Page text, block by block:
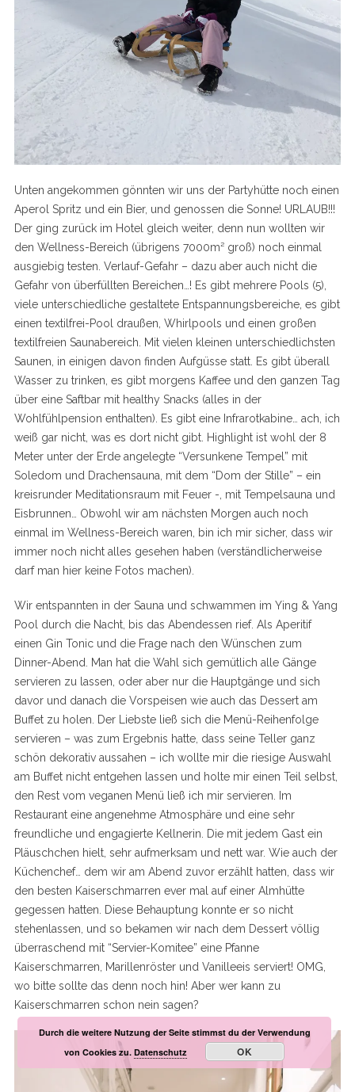
Unten angekommen gönnten wir uns der Partyhütte noch einen
Aperol Spritz und ein Bier, und genossen die Sonne! URLAUB!!!
Der ging zurück im Hotel gleich weiter, denn nun wollten wir
den Wellness-Bereich (übrigens 7000m² groß) noch einmal
ausgiebig testen. Verlauf-Gefahr – dazu aber auch nicht die
Gefahr von überfüllten Bereichen…! Es gibt mehrere Pools (5),
viele unterschiedliche gestaltete Entspannungsbereiche, es gibt
einen textilfrei-Pool draußen, Whirlpools und einen großen
textilfreien Saunabereich. Mit vielen kleinen unterschiedlichsten
Saunen, in einigen davon finden Aufgüsse statt. Es gibt überall
Wasser zu trinken, es gibt morgens Kaffee und den ganzen Tag
über eine Saftbar mit healthy Snacks (alles in der
Wohlfühlpension enthalten). Es gibt eine Infrarotkabine… ach, ich
weiß gar nicht, was es dort nicht gibt. Highlight ist wohl der 8
Meter unter der Erde angelegte “Versunkene Tempel” mit
Soledom und Drachensauna, mit dem “Dom der Stille” – ein
kreisrunder Meditationsraum mit Feuer -, mit Tempelsauna und
Eisbrunnen… Obwohl wir am nächsten Morgen auch noch
einmal im Wellness-Bereich waren, bin ich mir sicher, dass wir
immer noch nicht alles gesehen haben (verständlicherweise
darf man hier keine Fotos machen).
Wir entspannten in der Sauna und schwammen im Ying & Yang
Pool durch die Nacht, bis das Abendessen rief. Als Aperitif
einen Gin Tonic und die Frage nach den Wünschen zum
Dinner-Abend. Man hat die Wahl sich gemütlich alle Gänge
servieren zu lassen, oder aber nur die Hauptgänge und sich
davor und danach die Vorspeisen wie auch das Dessert am
Buffet zu holen. Der Liebste ließ sich die Menü-Reihenfolge
servieren – was zum Ergebnis hatte, dass seine Teller ganz
schön dekorativ aussahen – ich wollte mir die riesige Auswahl
am Buffet nicht entgehen lassen und holte mir einen Teil selbst,
den Rest vom veganen Menü ließ ich mir servieren. Im
Restaurant eine angenehme Atmosphäre und eine sehr
freundliche und engagierte Kellnerin. Die mit jedem Gast ein
Pläuschchen hielt, sehr aufmerksam und nett war. Wie auch der
Küchenchef… dem wir am Abend zuvor erzählt hatten, dass wir
den besten Kaiserschmarren ever mal auf einer Almhütte
gegessen hatten. Diese Behauptung konnte er so nicht
stehenlassen, und so bekamen wir nach dem Dessert völlig
überraschend mit “Servier-Komitee” eine Pfanne
Kaiserschmarren, Marillenröster und Vanilleeis serviert! OMG,
wo bitte sollte das denn noch hin! Aber wer kann zu
Kaiserschmarren schon nein sagen?
Durch die weitere Nutzung der Seite stimmst du der Verwendung
von Cookies zu.Datenschutz OK